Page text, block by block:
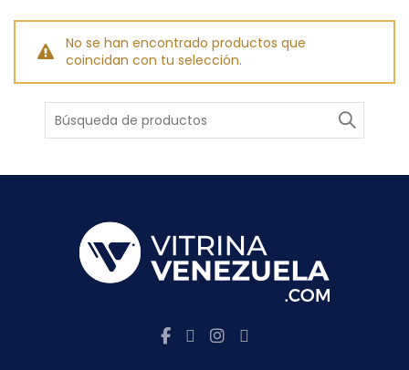
No se han encontrado productos que
coincidan con tu selección.
Buscar